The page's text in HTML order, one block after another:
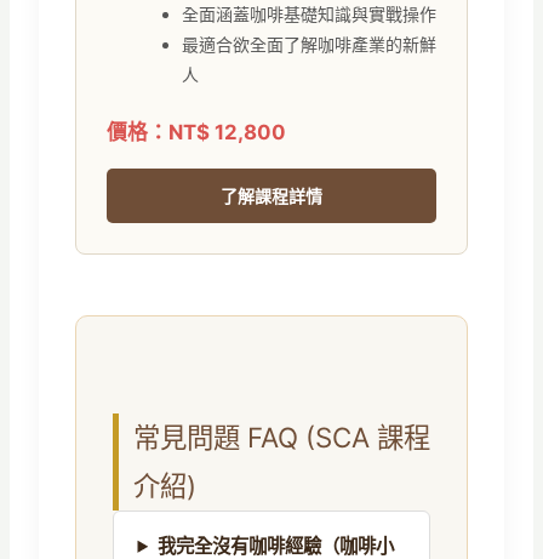
全面涵蓋咖啡基礎知識與實戰操作
最適合欲全面了解咖啡產業的新鮮
人
價格：NT$ 12,800
了解課程詳情
常見問題 FAQ (SCA 課程
介紹)
我完全沒有咖啡經驗（咖啡小